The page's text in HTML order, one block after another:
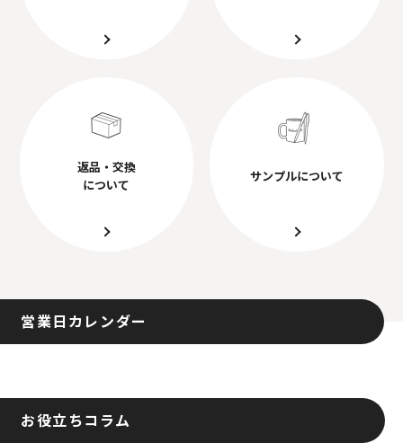
返品・交換
について
サンプルについて
営業日カレンダー
お役立ちコラム